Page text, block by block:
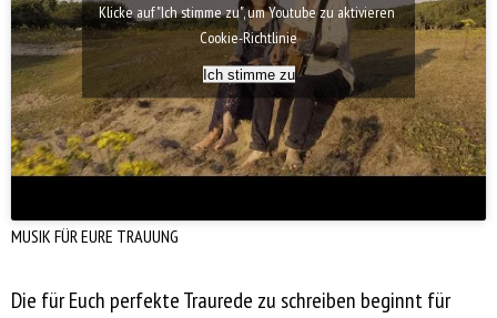
Klicke auf "Ich stimme zu", um Youtube zu aktivieren
Cookie-Richtlinie
Ich stimme zu
MUSIK FÜR EURE TRAUUNG
Die für Euch perfekte Traurede zu schreiben beginnt für